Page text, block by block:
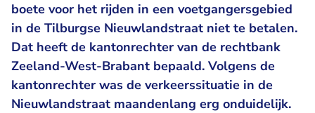
boete voor het rijden in een voetgangersgebied
in de Tilburgse Nieuwlandstraat niet te betalen.
Dat heeft de kantonrechter van de rechtbank
Zeeland-West-Brabant bepaald. Volgens de
kantonrechter was de verkeerssituatie in de
Nieuwlandstraat maandenlang erg onduidelijk.